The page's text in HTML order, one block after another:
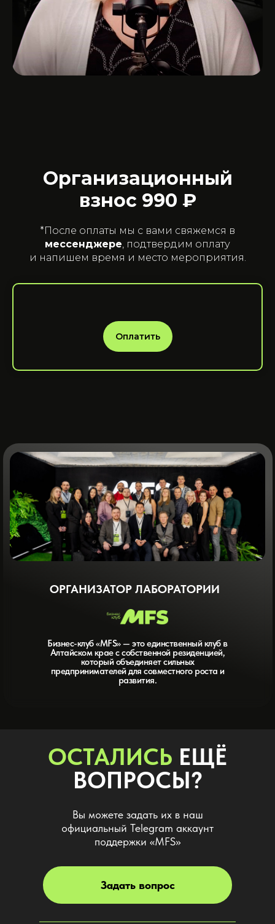
Организационный
взнос 990 ₽
*После оплаты мы с вами свяжемся в
мессенджере, подтвердим оплату
и напишем время и место мероприятия.
Оплатить
Бизнес-клуб «MFS» — это единственный клуб в
Алтайском крае с собственной резиденцией,
который объединяет сильных
предпринимателей для совместного роста и
развития.
ОРГАНИЗАТОР ЛАБОРАТОРИИ
ОСТАЛИСЬ ЕЩЁ
ВОПРОСЫ?
Задать вопрос
Вы можете задать их в наш
официальный Telegram аккаунт
поддержки «MFS»